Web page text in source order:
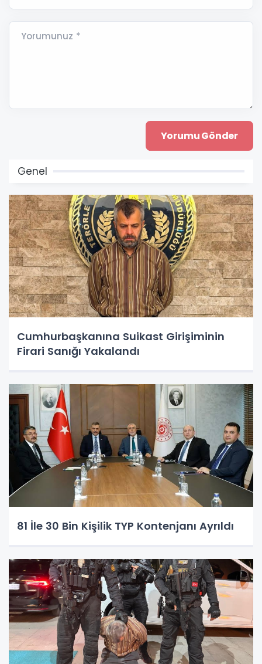
Yorumunuz *
Genel
Cumhurbaşkanına Suikast Girişiminin
Firari Sanığı Yakalandı
81 İle 30 Bin Kişilik TYP Kontenjanı Ayrıldı